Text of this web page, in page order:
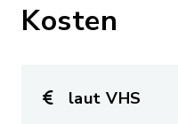
Kosten
laut VHS